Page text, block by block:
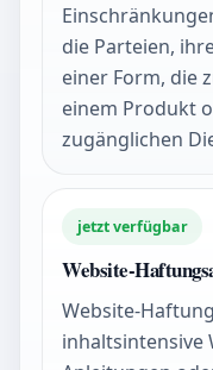
die Parteien,
einer Form, die
einem Produkt
zugänglichen
jetzt verfügbar
Website-
Website-
inhaltsintensive